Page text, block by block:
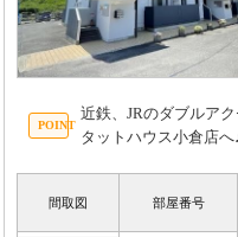
近鉄、JRのダブルア
タットハウス小倉店へ
間取図 部屋番号